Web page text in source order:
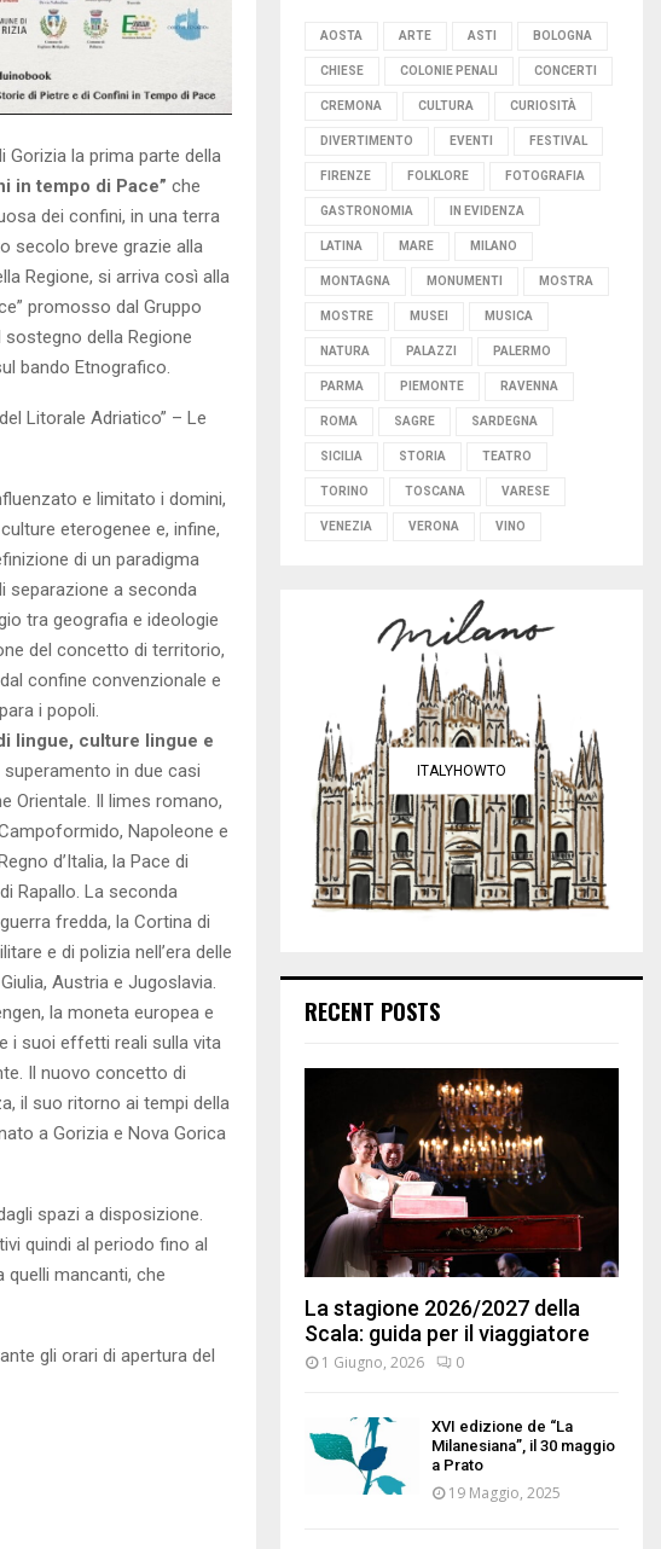
Gorizia la prima parte della
in tempo di Pace” che
dei confini, in una terra
secolo breve grazie alla
Regione, si arriva così alla
promosso dal Gruppo
della Regione
bando Etnografico.
Litorale Adriatico” – Le
e limitato i domini,
eterogenee e, infine,
di un paradigma
separazione a seconda
tra geografia e ideologie
del concetto di territorio,
confine convenzionale e
i popoli.
lingue, culture lingue e
in due casi
Orientale. Il limes romano,
Napoleone e
d’Italia, la Pace di
Rapallo. La seconda
fredda, la Cortina di
e di polizia nell’era delle
Austria e Jugoslavia.
la moneta europea e
i suoi effetti reali sulla vita
Il nuovo concetto di
il suo ritorno ai tempi della
a Gorizia e Nova Gorica
spazi a disposizione.
quindi al periodo fino al
mancanti, che
gli orari di apertura del
AOSTA ARTE ASTI BOLOGNA
CHIESE COLONIE PENALI CONCERTI
CREMONA CULTURA CURIOSITÀ
DIVERTIMENTO EVENTI FESTIVAL
FIRENZE FOLKLORE FOTOGRAFIA
GASTRONOMIA IN EVIDENZA
LATINA MARE MILANO
MONTAGNA MONUMENTI MOSTRA
MOSTRE MUSEI MUSICA
NATURA PALAZZI PALERMO
PARMA PIEMONTE RAVENNA
ROMA SAGRE SARDEGNA
SICILIA STORIA TEATRO
TORINO TOSCANA VARESE
VENEZIA VERONA VINO
ITALYHOWTO
RECENT POSTS
La stagione 2026/2027 della
Scala: guida per il viaggiatore
1 Giugno, 2026 0
XVI edizione de “La
Milanesiana”, il 30 maggio
a Prato
19 Maggio, 2025